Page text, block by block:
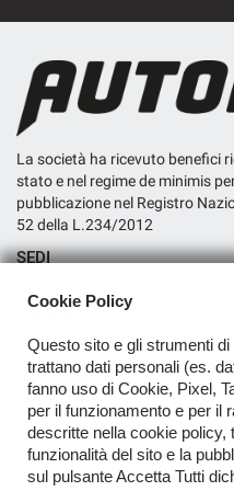
La società ha ricevuto benefici
stato e nel regime de minimis
pubblicazione nel Registro
52 della L.234/2012
SEDI
Contatti
Cookie Policy
Questo sito e gli strumenti
trattano dati personali (es.
fanno uso di Cookie, Pixel,
per il funzionamento e per il
descritte nella cookie policy,
funzionalità del sito e la
sul pulsante Accetta Tutti